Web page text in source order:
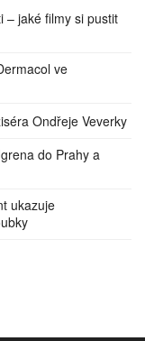
– jaké filmy si pustit
ve
Ondřeje Veverky
do Prahy a
ukazuje